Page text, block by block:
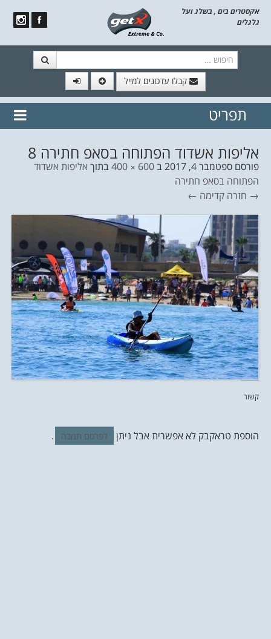
אקסטרים בים , בשלג ועל
גלגלים
קבלו עדכונים למייל
// הצטרף לרשימת תפוצה!
נשמח
תפריט
אליפות אשדוד הפתוחה בסאפ חתירה 8
פורסם ספטמבר 4, 2017 ב600 × 400 בתוךאליפות אשדוד
הפתוחה בסאפ חתירה
→ חזרה קדימה ←
קשור
הוספת טראקבק לא אפשרית אבל ניתן לפרסם תגובה .